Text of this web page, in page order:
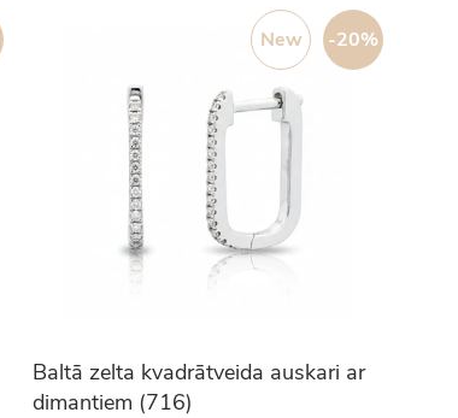
-20%
New
Baltā zelta kvadrātveida auskari ar
dimantiem (716)